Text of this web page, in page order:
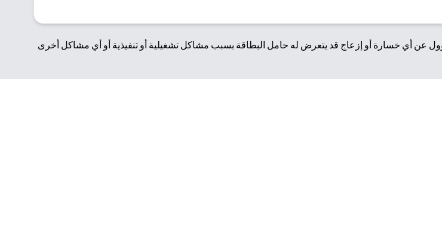
عن أي خسارة أو إزعاج قد يتعرض له حامل البطاقة بسبب مشاكل تشغيلية أو تنفيذية أو أي مشاكل أخرى